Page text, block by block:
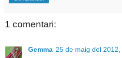
1 comentari:
Gemma 25 de maig del